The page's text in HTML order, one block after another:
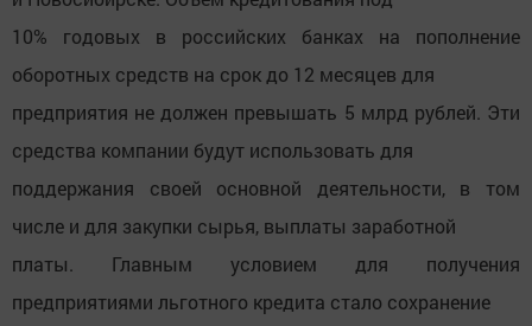
10% годовых в российских банках на пополнение
оборотных средств на срок до 12 месяцев для
предприятия не должен превышать 5 млрд рублей. Эти
средства компании будут использовать для
поддержания своей основной деятельности, в том
числе и для закупки сырья, выплаты заработной
платы. Главным условием для получения
предприятиями льготного кредита стало сохранение